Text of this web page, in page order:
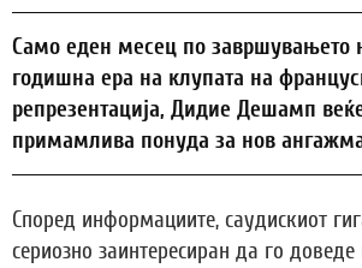
Само еден месец по завршувањето
годишна ера на клупата на
репрезентација, Дидие Дешамп
примамлива понуда за нов
Според информациите, саудискиот
сериозно заинтересиран да го доведе